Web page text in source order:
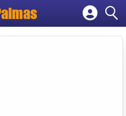
empresa